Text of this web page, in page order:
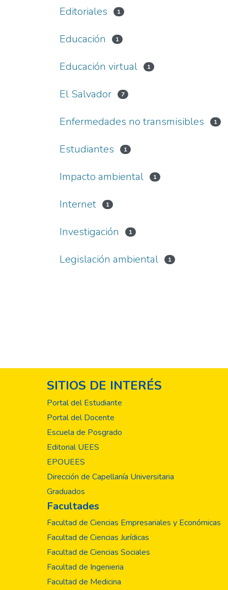
Editoriales 1
Educación 1
Educación virtual 1
El Salvador 7
Enfermedades no transmisibles 1
Estudiantes 1
Impacto ambiental 1
Internet 1
Investigación 1
Legislación ambiental 1
SITIOS DE INTERÉS
Portal del Estudiante
Portal del Docente
Escuela de Posgrado
Editorial UEES
EPOUEES
Dirección de Capellanía Universitaria
Graduados
Facultades
Facultad de Ciencias Empresariales y Económicas
Facultad de Ciencias Jurídicas
Facultad de Ciencias Sociales
Facultad de Ingenieria
Facultad de Medicina